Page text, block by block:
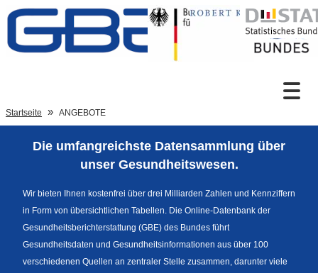
Zum Inhalt
Sprachumschaltung
Fußzeile
Startseite ANGEBOTE
Die umfangreichste Datensammlung über
unser Gesundheitswesen.
Wir bieten Ihnen kostenfrei über drei Milliarden Zahlen und Kennziffern
in Form von übersichtlichen Tabellen. Die Online-Datenbank der
Gesundheitsberichterstattung (GBE) des Bundes führt
Gesundheitsdaten und Gesundheitsinformationen aus über 100
verschiedenen Quellen an zentraler Stelle zusammen, darunter viele